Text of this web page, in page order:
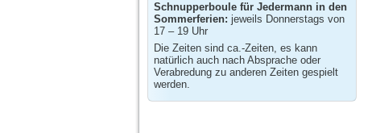
Schnupperboule für Jedermann in den
Sommerferien: jeweils Donnerstags von
17 – 19 Uhr
Die Zeiten sind ca.-Zeiten, es kann
natürlich auch nach Absprache oder
Verabredung zu anderen Zeiten gespielt
werden.